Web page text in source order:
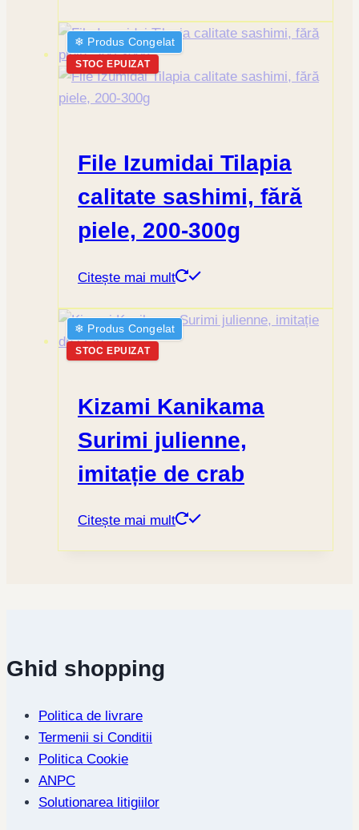
❄︎ Produs Congelat
STOC EPUIZAT
File Izumidai Tilapia
calitate sashimi, fără
piele, 200-300g
Citește mai mult
❄︎ Produs Congelat
STOC EPUIZAT
Kizami Kanikama
Surimi julienne,
imitație de crab
Citește mai mult
Ghid shopping
Politica de livrare
Termenii si Conditii
Politica Cookie
ANPC
Solutionarea litigiilor